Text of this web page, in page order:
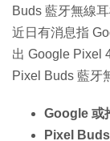
Buds 藍牙無線
近日有消息指
出 Google Pixel
Pixel Buds 藍牙
Google 或
Pixel